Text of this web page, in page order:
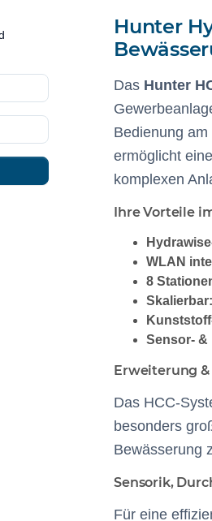
Hunter
Das Hunter
Bedienung
ermöglicht eine
komplexen
Ihre Vorteile
WLAN
8
Skalierbar
Sensor-
Erweiterung
Das HCC-
besonders
Bewässerung
Sensorik,
Für eine